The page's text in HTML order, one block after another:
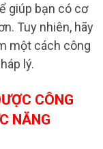
giúp bạn có cơ
Tuy nhiên, hãy
một cách công
lý.
CÔNG
NĂNG